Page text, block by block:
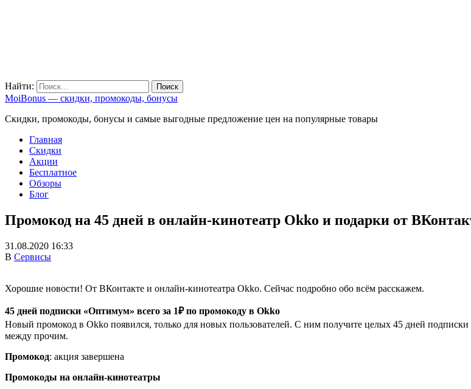
Найти:
MoiBonus — скидки, промокоды, бонусы
Скидки, промокоды, бонусы и самые выгодные предложение цен на популярные товары
Главная
Скидки
Акции
Бесплатное
Обзоры
Блог
Промокод на 45 дней в онлайн-кинотеатр Okko и подарки от
31.08.2020 16:33
В Сервисы
Хорошие новости! От ВКонтакте и онлайн-кинотеатра Okko. Сейчас подробно обо всём расскажем.
45 дней подписки «Оптимум» всего за 1₽ по промокоду в Okko
Новый промокод в Okko появился, только для новых пользователей. С ним получите целых 45 дней
между прочим.
Промокод: акция завершена
Промокоды на онлайн-кинотеатры